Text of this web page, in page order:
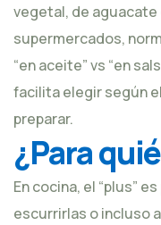
vegetal, de aguacate
supermercados,
“en aceite” vs “en
facilita elegir según
preparar.
¿Para
En cocina, el “plus”
escurrirlas o incluso